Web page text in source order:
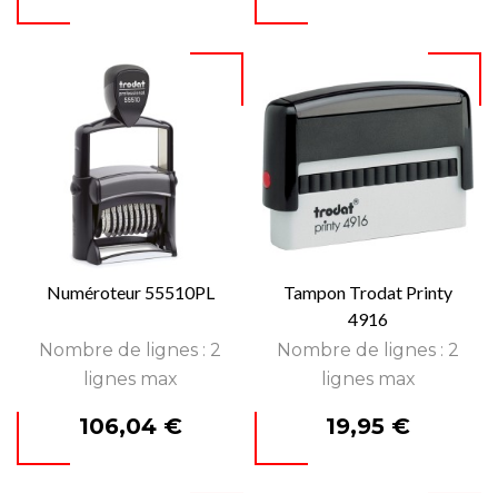
Numéroteur 55510PL
Nombre de lignes : 2
lignes max
Prix
106,04 €
Tampon Trodat Printy
4916
Nombre de lignes : 2
lignes max
Prix
19,95 €